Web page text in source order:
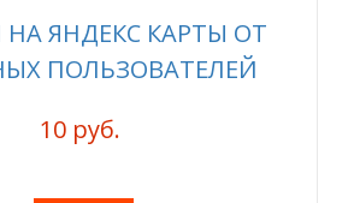
ЯНДЕКС КАРТЫ ОТ
ПОЛЬЗОВАТЕЛЕЙ
10 руб.